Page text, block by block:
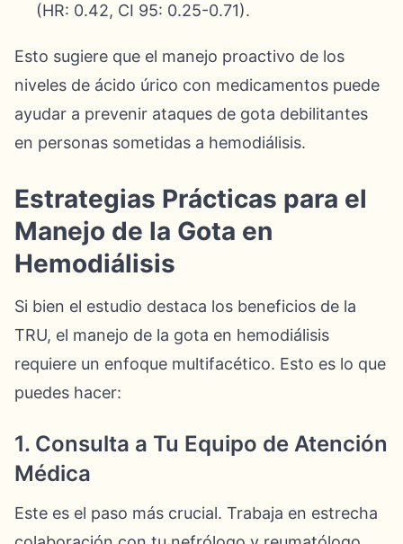
(HR: 0.42, CI 95: 0.25-0.71).
Esto sugiere que el manejo proactivo de los
niveles de ácido úrico con medicamentos puede
ayudar a prevenir ataques de gota debilitantes
en personas sometidas a hemodiálisis.
Estrategias Prácticas para el
Manejo de la Gota en
Hemodiálisis
Si bien el estudio destaca los beneficios de la
TRU, el manejo de la gota en hemodiálisis
requiere un enfoque multifacético. Esto es lo que
puedes hacer:
1. Consulta a Tu Equipo de Atención
Médica
Este es el paso más crucial. Trabaja en estrecha